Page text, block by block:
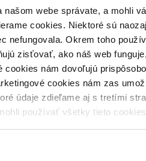
našom webe správate, a mohli
cookies. Niektoré sú
nefungovala. Okrem toho
zisťovať, ako náš web
cookies nám dovoľujú
cookies nám zas
údaje zdieľame aj s tretími
používať všetky tieto
ku vám vybrať prakticky
do 13:00 v pracovný deň,
inak najneskôr nasledujúci